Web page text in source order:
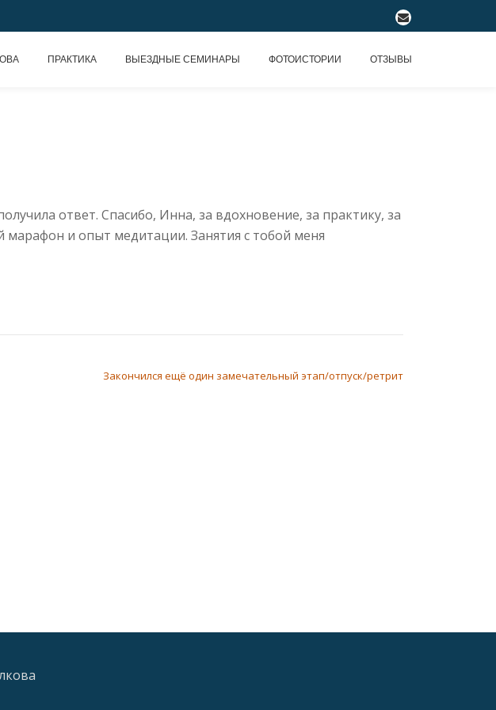
fa-
ПРАКТИКА ВЫЕЗДНЫЕ СЕМИНАРЫ ФОТОИСТОРИИ ОТЗЫВЫ
ответ. Спасибо, Инна, за вдохновение, за практику, за
марафон и опыт медитации. Занятия с тобой меня
Закончился ещё один замечательный этап/отпуск/ретрит